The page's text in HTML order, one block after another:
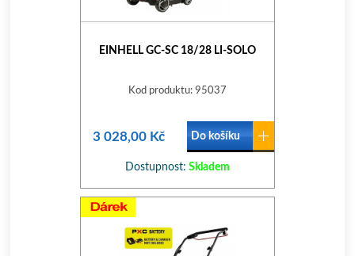
EINHELL GC-SC 18/28 LI-SOLO
Kod produktu: 95037
3 028,00 Kč Do košíku
Dostupnost: Skladem